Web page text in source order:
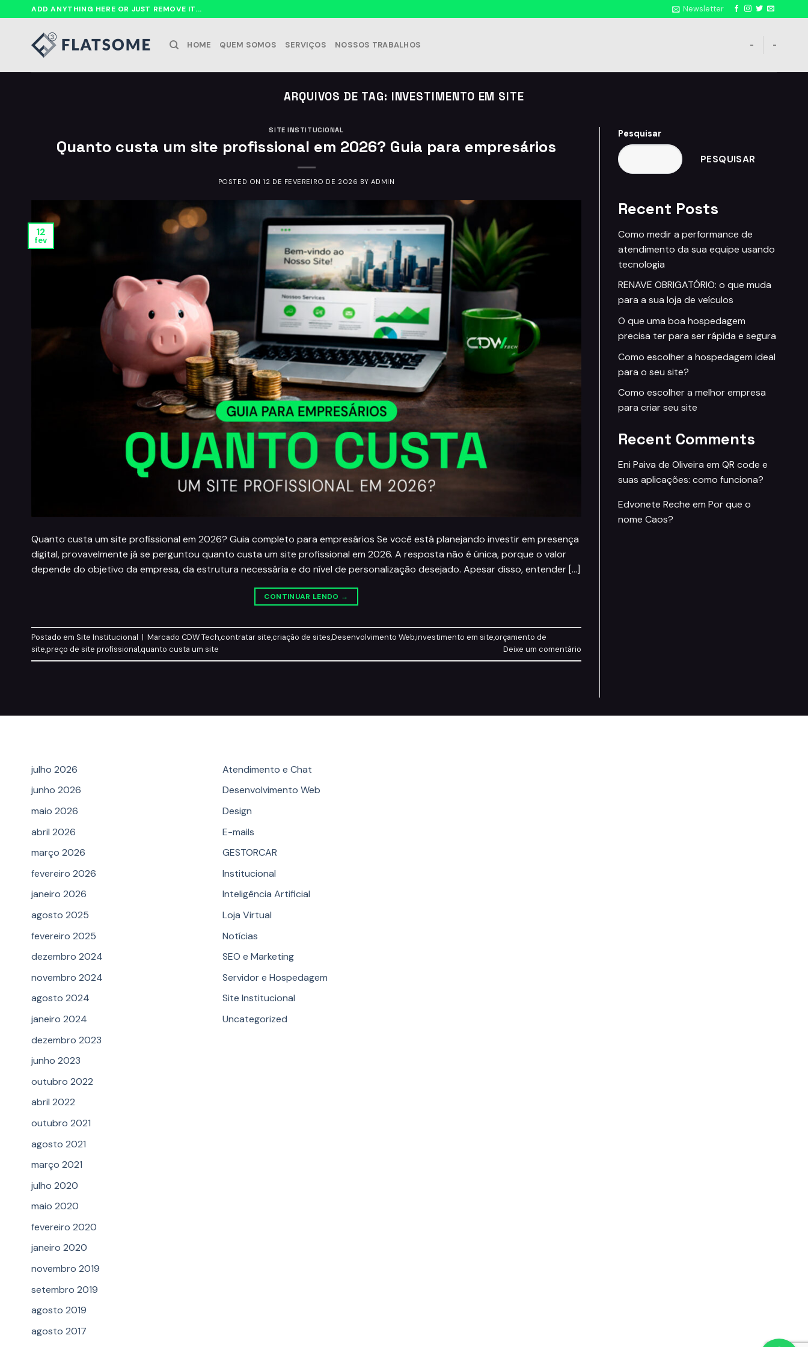
para
conteúdo
ADD ANYTHING HERE OR JUST REMOVE IT... Newsletter
HOME QUEM SOMOS SERVIÇOS NOSSOS TRABALHOS - -
ARQUIVOS DE TAG: INVESTIMENTO EM SITE
SITE INSTITUCIONAL
Quanto custa um site profissional em 2026? Guia para empresários
POSTED ON12 DE FEVEREIRO DE 2026 BYADMIN
12
fev
Quanto custa um site profissional em 2026? Guia completo para empresários Se você está planejando investir em presença
digital, provavelmente já se perguntou quanto custa um site profissional em 2026. A resposta não é única, porque o valor
depende do objetivo da empresa, da estrutura necessária e do nível de personalização desejado. Apesar disso, entender […]
CONTINUAR LENDO →
Postado em Site Institucional | Marcado CDW Tech,contratar site,criação de sites,Desenvolvimento Web,investimento em site,orçamento de
site,preço de site profissional,quanto custa um site Deixe um comentário
Pesquisar
PESQUISAR
Recent Posts
Como medir a performance de
atendimento da sua equipe usando
tecnologia
RENAVE OBRIGATÓRIO: o que muda
para a sua loja de veículos
O que uma boa hospedagem
precisa ter para ser rápida e segura
Como escolher a hospedagem ideal
para o seu site?
Como escolher a melhor empresa
para criar seu site
Recent Comments
Eni Paiva de Oliveira em QR code e
suas aplicações: como funciona?
Edvonete Reche em Por que o
nome Caos?
julho 2026
junho 2026
maio 2026
abril 2026
março 2026
fevereiro 2026
janeiro 2026
agosto 2025
fevereiro 2025
dezembro 2024
novembro 2024
agosto 2024
janeiro 2024
dezembro 2023
junho 2023
outubro 2022
abril 2022
outubro 2021
agosto 2021
março 2021
julho 2020
maio 2020
fevereiro 2020
janeiro 2020
novembro 2019
setembro 2019
agosto 2019
agosto 2017
Atendimento e Chat
Desenvolvimento Web
Design
E-mails
GESTORCAR
Institucional
Inteligência Artificial
Loja Virtual
Notícias
SEO e Marketing
Servidor e Hospedagem
Site Institucional
Uncategorized